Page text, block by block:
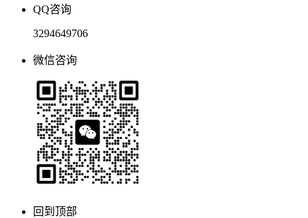
QQ咨询
3294649706
微信咨询
回到顶部